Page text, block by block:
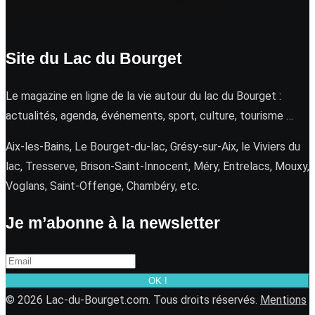
Site du Lac du Bourget
Le magazine en ligne de la vie autour du lac du Bourget :
actualités, agenda, événements, sport, culture, tourisme …
Aix-les-Bains, Le Bourget-du-lac, Grésy-sur-Aix, le Viviers du
lac, Tresserve, Brison-Saint-Innocent, Méry, Entrelacs, Mouxy,
Voglans, Saint-Offenge, Chambéry, etc.
Je m’abonne à la newsletter
OK !
© 2026 Lac-du-Bourget.com. Tous droits réservés. Mentions